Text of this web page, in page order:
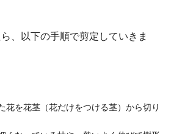
、以下の手順で剪定していきま
花を花茎（花だけをつける茎）から切り